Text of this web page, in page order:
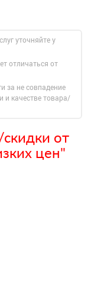
уточняйте у
отличаться от
за не совпадение
и качестве товара/
от
цен"